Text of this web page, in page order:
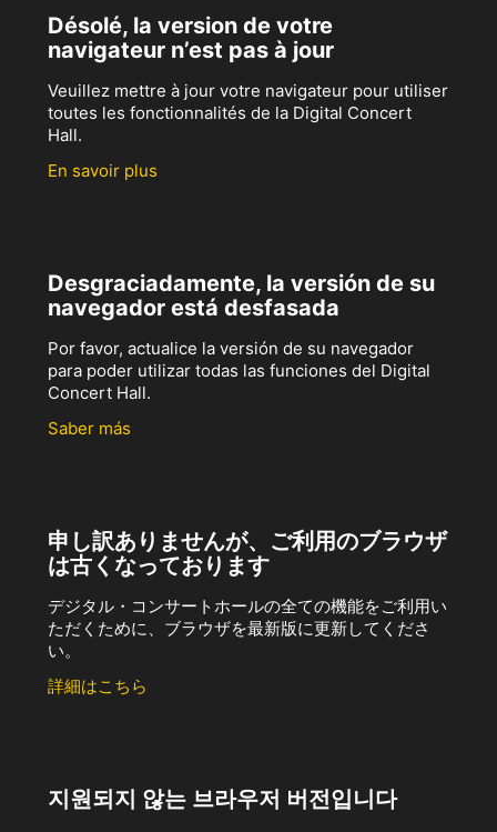
Désolé, la version de votre
navigateur n’est pas à jour
Veuillez mettre à jour votre navigateur pour utiliser
toutes les fonctionnalités de la Digital Concert
Hall.
En savoir plus
Desgraciadamente, la versión de su
navegador está desfasada
Por favor, actualice la versión de su navegador
para poder utilizar todas las funciones del Digital
Concert Hall.
Saber más
申し訳ありませんが、ご利用のブラウザ
は古くなっております
デジタル・コンサートホールの全ての機能をご利用い
ただくために、ブラウザを最新版に更新してくださ
い。
詳細はこちら
지원되지 않는 브라우저 버전입니다